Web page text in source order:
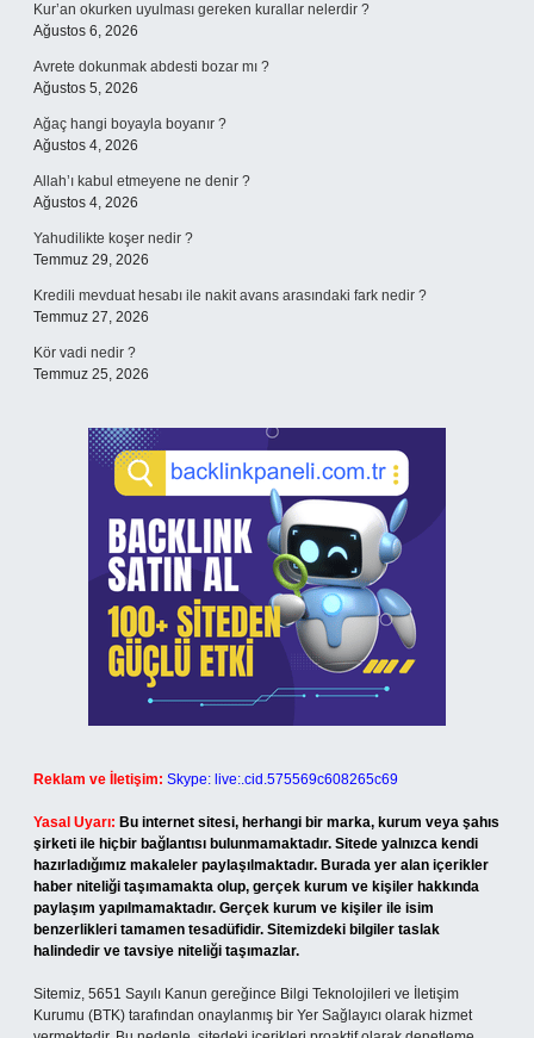
Kur’an okurken uyulması gereken kurallar nelerdir ?
Ağustos 6, 2026
Avrete dokunmak abdesti bozar mı ?
Ağustos 5, 2026
Ağaç hangi boyayla boyanır ?
Ağustos 4, 2026
Allah’ı kabul etmeyene ne denir ?
Ağustos 4, 2026
Yahudilikte koşer nedir ?
Temmuz 29, 2026
Kredili mevduat hesabı ile nakit avans arasındaki fark nedir ?
Temmuz 27, 2026
Kör vadi nedir ?
Temmuz 25, 2026
Reklam ve İletişim: Skype: live:.cid.575569c608265c69
Yasal Uyarı: Bu internet sitesi, herhangi bir marka, kurum veya şahıs
şirketi ile hiçbir bağlantısı bulunmamaktadır. Sitede yalnızca kendi
hazırladığımız makaleler paylaşılmaktadır. Burada yer alan içerikler
haber niteliği taşımamakta olup, gerçek kurum ve kişiler hakkında
paylaşım yapılmamaktadır. Gerçek kurum ve kişiler ile isim
benzerlikleri tamamen tesadüfidir. Sitemizdeki bilgiler taslak
halindedir ve tavsiye niteliği taşımazlar.
Sitemiz, 5651 Sayılı Kanun gereğince Bilgi Teknolojileri ve İletişim
Kurumu (BTK) tarafından onaylanmış bir Yer Sağlayıcı olarak hizmet